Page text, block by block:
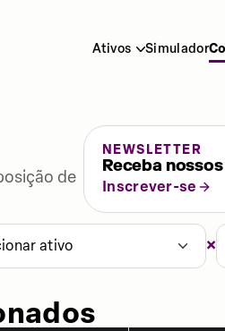
Ativos Simulador
de
NEWSLETTER
Receba
Inscrever-se
ativo ×